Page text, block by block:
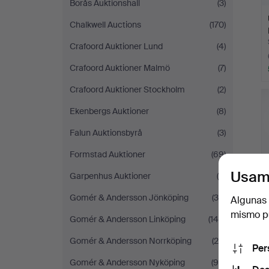
Borås Auktionshall
(3)
Chalkwell Auctions
(170)
Crafoord Auktioner Lund
(4)
Crafoord Auktioner Malmö
(7)
Crafoord Auktioner Stockholm
(2)
Ekenbergs Auktioner
(8)
Falun Auktionsbyrå
(3)
Formstad Auktioner
(69)
Garpenhus Auktioner
(9)
Gomér & Andersson Jönköping
(30)
Gomér & Andersson Linköping
(144)
Gomér & Andersson Norrköping
(20)
Gomér & Andersson Nyköping
(96)
Algunas
mismo